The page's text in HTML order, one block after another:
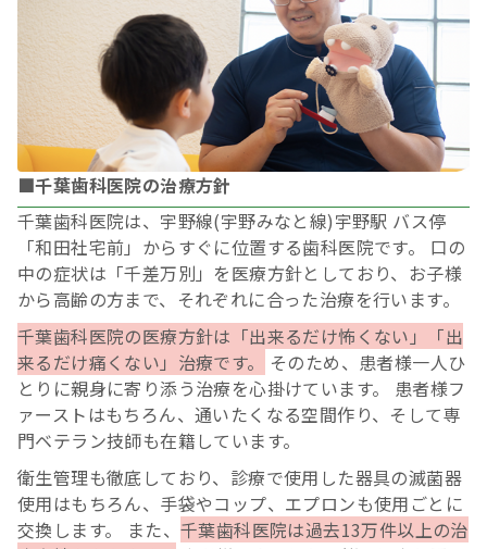
■千葉歯科医院の治療方針
千葉歯科医院は、宇野線(宇野みなと線)宇野駅 バス停
「和田社宅前」からすぐに位置する歯科医院です。 口の
中の症状は「千差万別」を医療方針としており、お子様
から高齢の方まで、それぞれに合った治療を行います。
千葉歯科医院の医療方針は「出来るだけ怖くない」「出
来るだけ痛くない」治療です。
そのため、患者様一人ひ
とりに親身に寄り添う治療を心掛けています。 患者様フ
ァーストはもちろん、通いたくなる空間作り、そして専
門ベテラン技師も在籍しています。
衛生管理も徹底しており、診療で使用した器具の滅菌器
使用はもちろん、手袋やコップ、エプロンも使用ごとに
交換します。 また、 千葉歯科医院は過去13万件以上の治